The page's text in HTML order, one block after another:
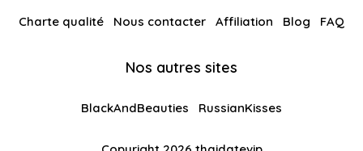
Charte qualité Nous contacter Affiliation Blog FAQ
Nos autres sites
BlackAndBeauties RussianKisses